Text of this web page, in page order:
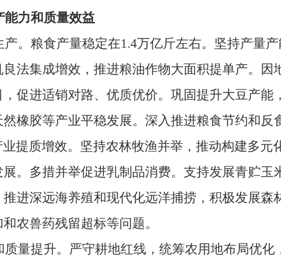
能力和质量效益
粮食产量稳定在1.4万亿斤左右。坚持产量
法集成增效，推进粮油作物大面积提单产。
促进适销对路、优质优价。巩固提升大豆产
橡胶等产业平稳发展。深入推进粮食节约和反
质增效。坚持农林牧渔并举，推动构建多元
。多措并举促进乳制品消费。支持发展青贮
进深远海养殖和现代化远洋捕捞，积极发展
农兽药残留超标等问题。
提升。严守耕地红线，统筹农用地布局优化